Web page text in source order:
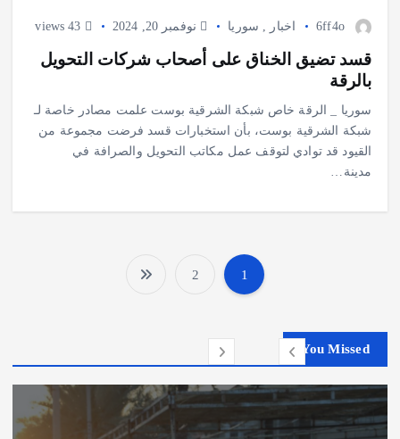
6ff4o اخبار سوريا نوفمبر 20, 2024
قسد تضيق الخناق على أصحاب شركات التحويل
بالرقة
سوريا _ الرقة خاص شبكة الشرقية بوست علمت مصادر خاصة لـ
شبكة الشرقية بوست، بأن استخبارات قسد فرضت مجموعة من
القيود قد توادي لتوقف عمل مكاتب التحويل والصرافة في
مدينة…
د
د
1
2
You Missed